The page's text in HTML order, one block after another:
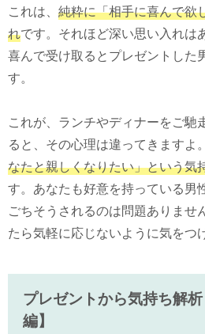
これは、 純粋に「相手に喜んで欲
れです。それほど深い思い入れは
喜んで受け取るとプレゼントした
す。
これが、ランチやディナーをご馳
ると、その心理は違ってきますよ
なたと親しくなりたい」という気
す。あなたも好意を持っている男
ごちそうされるのは問題ありませ
たら気軽に応じないように気をつ
プレゼントから気持ち解
編】